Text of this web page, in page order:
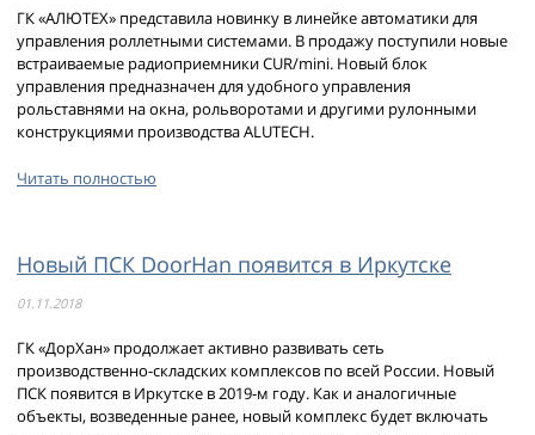
ГК «АЛЮТЕХ» представила новинку в линейке автоматики для
управления роллетными системами. В продажу поступили новые
встраиваемые радиоприемники CUR/mini. Новый блок
управления предназначен для удобного управления
рольставнями на окна, рольворотами и другими рулонными
конструкциями производства ALUTECH.
Читать полностью
Новый ПСК DoorHan появится в Иркутске
01.11.2018
ГК «ДорХан» продолжает активно развивать сеть
производственно-складских комплексов по всей России. Новый
ПСК появится в Иркутске в 2019-м году. Как и аналогичные
объекты, возведенные ранее, новый комплекс будет включать